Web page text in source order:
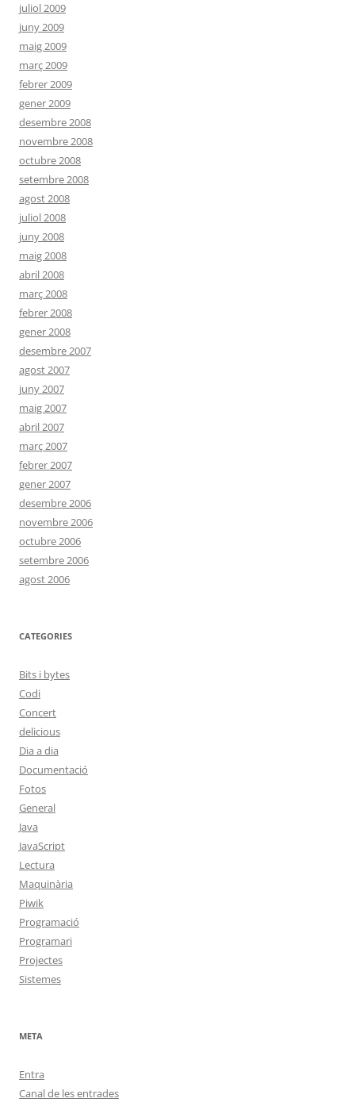
juliol 2009
juny 2009
maig 2009
març 2009
febrer 2009
gener 2009
desembre 2008
novembre 2008
octubre 2008
setembre 2008
agost 2008
juliol 2008
juny 2008
maig 2008
abril 2008
març 2008
febrer 2008
gener 2008
desembre 2007
agost 2007
juny 2007
maig 2007
abril 2007
març 2007
febrer 2007
gener 2007
desembre 2006
novembre 2006
octubre 2006
setembre 2006
agost 2006
CATEGORIES
Bits i bytes
Codi
Concert
delicious
Dia a dia
Documentació
Fotos
General
Java
JavaScript
Lectura
Maquinària
Piwik
Programació
Programari
Projectes
Sistemes
META
Entra
Canal de les entrades